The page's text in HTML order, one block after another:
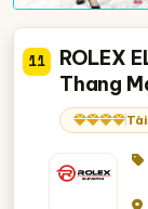
11
ROLEX
Thang